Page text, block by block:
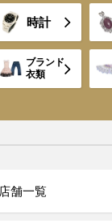
時計
ブランド
衣類
店舗一覧